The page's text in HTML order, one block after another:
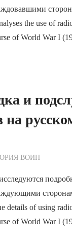
the use of
of World War I
и
на
по Редакции
ВОИН
details of using
of World War I